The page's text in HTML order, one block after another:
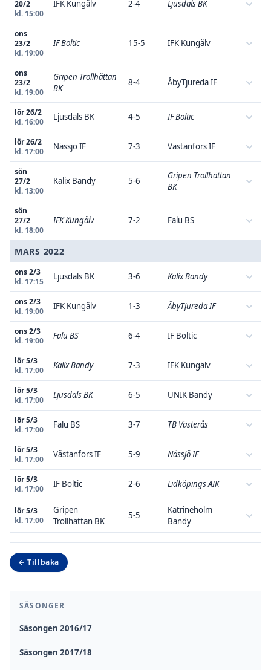
SÄSONGER
Säsongen 2016/17
Säsongen 2017/18
20/2
kl. 15:00
IFK Kungälv 2-4 Ljusdals BK
ons
23/2
kl. 19:00
IF Boltic 15-5 IFK Kungälv
ons
23/2
kl. 19:00
Gripen Trollhättan
BK
8-4 ÅbyTjureda IF
lör 26/2
kl. 16:00
Ljusdals BK 4-5 IF Boltic
lör 26/2
kl. 17:00
Nässjö IF 7-3 Västanfors IF
sön
27/2
kl. 13:00
Kalix Bandy 5-6
Gripen Trollhättan
BK
sön
27/2
kl. 18:00
IFK Kungälv 7-2 Falu BS
MARS 2022
ons 2/3
kl. 17:15
Ljusdals BK 3-6 Kalix Bandy
ons 2/3
kl. 19:00
IFK Kungälv 1-3 ÅbyTjureda IF
ons 2/3
kl. 19:00
Falu BS 6-4 IF Boltic
lör 5/3
kl. 17:00
Kalix Bandy 7-3 IFK Kungälv
lör 5/3
kl. 17:00
Ljusdals BK 6-5 UNIK Bandy
lör 5/3
kl. 17:00
Falu BS 3-7 TB Västerås
lör 5/3
kl. 17:00
Västanfors IF 5-9 Nässjö IF
lör 5/3
kl. 17:00
IF Boltic 2-6 Lidköpings AIK
lör 5/3
kl. 17:00
Gripen
Trollhättan BK
5-5
Katrineholm
Bandy
← Tillbaka